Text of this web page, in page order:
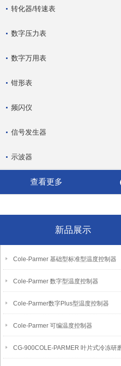
转化器/转速表
数字压力表
数字万用表
钳形表
频闪仪
信号发生器
示波器
查看更多
新品展示
Cole-Parmer 基础型标准型温度控制器
Cole-Parmer 数字型温度控制器
Cole-Parmer数字Plus型温度控制器
Cole-Parmer 可编温度控制器